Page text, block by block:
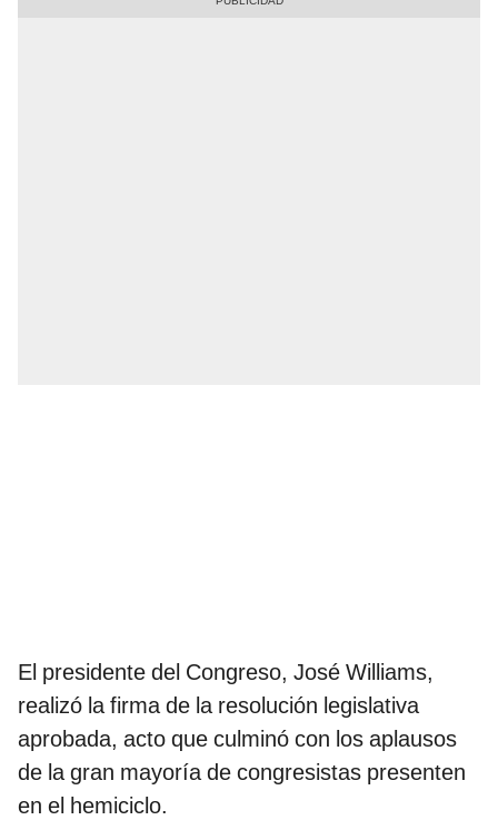
El presidente del Congreso, José Williams,
realizó la firma de la resolución legislativa
aprobada, acto que culminó con los aplausos
de la gran mayoría de congresistas presenten
en el hemiciclo.